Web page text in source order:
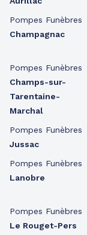
Pompes Funèbres
Champagnac
Pompes Funèbres
Champs-sur-
Tarentaine-
Marchal
Pompes Funèbres
Jussac
Pompes Funèbres
Lanobre
Pompes Funèbres
Le Rouget-Pers